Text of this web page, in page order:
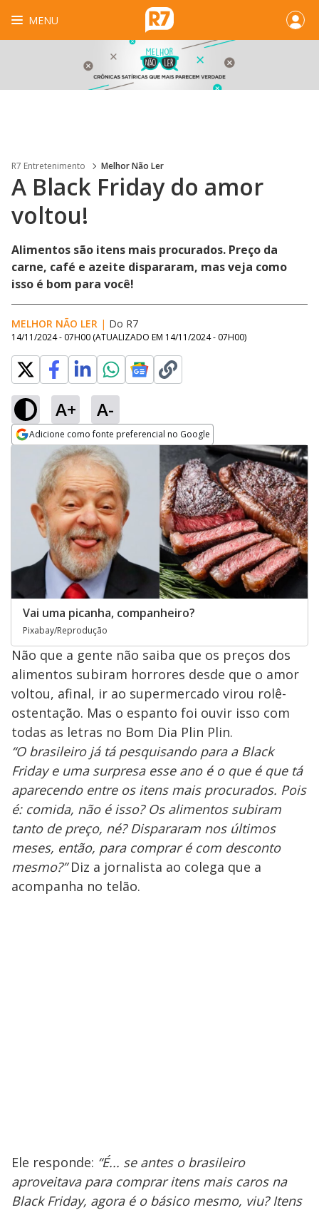
MENU
R7 Entretenimento Melhor Não Ler
A Black Friday do amor
voltou!
Alimentos são itens mais procurados. Preço da
carne, café e azeite dispararam, mas veja como
isso é bom para você!
MELHOR NÃO LER | Do R7
14/11/2024 - 07H00 (ATUALIZADO EM 14/11/2024 - 07H00)
A+ A-
Adicione como fonte preferencial no Google
Opens in new window
Vai uma picanha, companheiro?
Pixabay/Reprodução
Não que a gente não saiba que os preços dos
alimentos subiram horrores desde que o amor
voltou, afinal, ir ao supermercado virou rolê-
ostentação. Mas o espanto foi ouvir isso com
todas as letras no Bom Dia Plin Plin.
“O brasileiro já tá pesquisando para a Black
Friday e uma surpresa esse ano é o que é que tá
aparecendo entre os itens mais procurados. Pois
é: comida, não é isso? Os alimentos subiram
tanto de preço, né? Dispararam nos últimos
meses, então, para comprar é com desconto
mesmo?”Diz a jornalista ao colega que a
acompanha no telão.
Ele responde: “É... se antes o brasileiro
aproveitava para comprar itens mais caros na
Black Friday, agora é o básico mesmo, viu? Itens